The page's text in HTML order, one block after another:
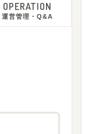
OPERATION
運営管理 ・Q&A